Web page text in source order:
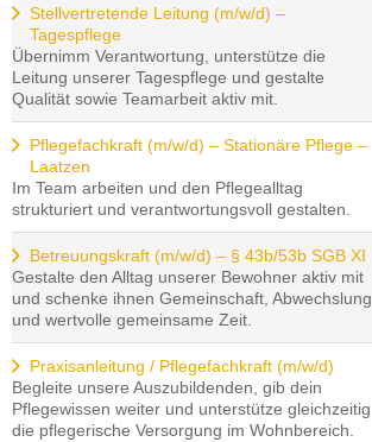
Stellvertretende Leitung (m/w/d) –
Tagespflege
Übernimm Verantwortung, unterstütze die
Leitung unserer Tagespflege und gestalte
Qualität sowie Teamarbeit aktiv mit.
Pflegefachkraft (m/w/d) – Stationäre Pflege –
Laatzen
Im Team arbeiten und den Pflegealltag
strukturiert und verantwortungsvoll gestalten.
Betreuungskraft (m/w/d) – § 43b/53b SGB XI
Gestalte den Alltag unserer Bewohner aktiv mit
und schenke ihnen Gemeinschaft, Abwechslung
und wertvolle gemeinsame Zeit.
Praxisanleitung / Pflegefachkraft (m/w/d)
Begleite unsere Auszubildenden, gib dein
Pflegewissen weiter und unterstütze gleichzeitig
die pflegerische Versorgung im Wohnbereich.